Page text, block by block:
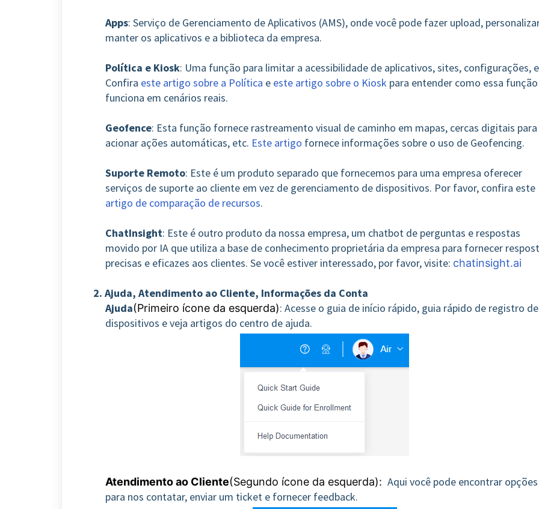
Apps: Serviço de Gerenciamento de Aplicativos (AMS), onde você pode fazer upload,
manter os aplicativos e a biblioteca da empresa.
Política e Kiosk: Uma função para limitar a acessibilidade de aplicativos, sites, configurações,
Confira este artigo sobre a Política e este artigo sobre o Kiosk para entender como essa função
funciona em cenários reais.
Geofence: Esta função fornece rastreamento visual de caminho em mapas, cercas digitais para
acionar ações automáticas, etc. Este artigo fornece informações sobre o uso de Geofencing.
Suporte Remoto: Este é um produto separado que fornecemos para uma empresa oferecer
serviços de suporte ao cliente em vez de gerenciamento de dispositivos. Por favor, confira este
artigo de comparação de recursos.
ChatInsight: Este é outro produto da nossa empresa, um chatbot de perguntas e respostas
movido por IA que utiliza a base de conhecimento proprietária da empresa para fornecer
precisas e eficazes aos clientes. Se você estiver interessado, por favor, visite: chatinsight.ai
2. Ajuda, Atendimento ao Cliente, Informações da Conta
Ajuda(Primeiro ícone da esquerda): Acesse o guia de início rápido, guia rápido de registro de
dispositivos e veja artigos do centro de ajuda.
Atendimento ao Cliente(Segundo ícone da esquerda): Aqui você pode encontrar opções
para nos contatar, enviar um ticket e fornecer feedback.